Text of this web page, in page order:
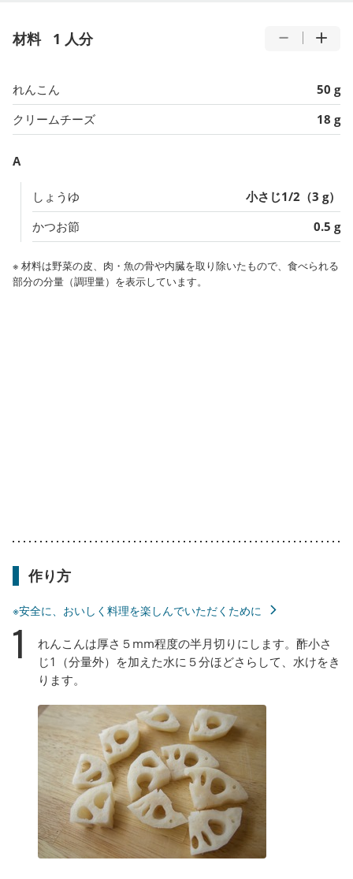
材料 1 人分
れんこん
50 g
クリームチーズ
18 g
A
しょうゆ
小さじ1/2（3 g）
かつお節
0.5 g
※ 材料は野菜の皮、肉・魚の骨や内臓を取り除いたもので、食べられる
部分の分量（調理量）を表示しています。
作り方
※安全に、おいしく料理を楽しんでいただくために
1
れんこんは厚さ５mm程度の半月切りにします。酢小さ
じ1（分量外）を加えた水に５分ほどさらして、水けをき
ります。